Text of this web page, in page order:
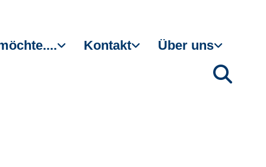
Kontakt Über uns